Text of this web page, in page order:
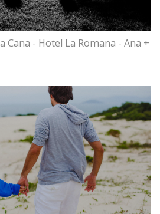
- Hotel La Romana - Ana +